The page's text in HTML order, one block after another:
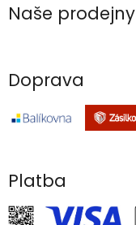
Naše prodejny
Doprava
Platba